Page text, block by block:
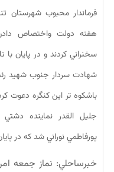
فرماندار محبوب شهرستان
هفته دولت واختصاص
سخنراني كردند و در پايان با
شهادت سردار جنوب شهيد
باشكوه تر اين كنگره دعوت
جليل القدر نماينده
پورفاطمي نوراني شد كه در
خبرساحلي: نماز جمعه